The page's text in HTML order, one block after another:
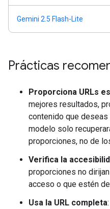
Gemini 2.5 Flash-Lite
Prácticas
Proporciona URLs
mejores resultados,
contenido que
modelo solo
proporciones, no de
Verifica la
proporciones no
acceso o que estén
Usa la URL completa